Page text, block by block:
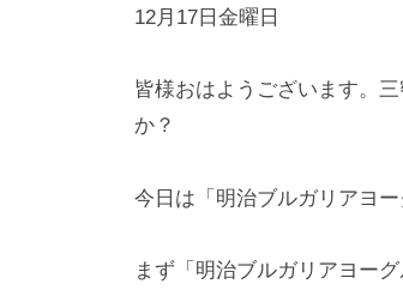
i
a
y
m
の
メ
12月17日金曜日
皆様おはようございます。
か？
今日は「明治ブルガリアヨ
まず「明治ブルガリアヨーグ